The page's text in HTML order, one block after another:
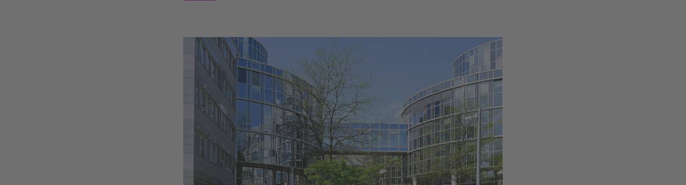
Gleichgewicht geraten sein oder unter körperlichen oder seelischen
Beschwerden leiden, die sich bisher nicht mit den Ihnen bekannten Mitteln,
auch der Körpermedizin, haben lindern lassen, unterstützen wir Sie gerne
dabei, Ihre Gesundheit wiederzuerlangen. Diesen Weg verstehen wir als
gemeinsamen Prozess. Zusammen mit Ihnen widmen wir uns den für Ihre
Erkrankung und deren Ursachen wichtigen Fragen:
Was macht mich krank?
Wer bin ich, was macht mich aus, wo im Leben stehe ich?
Wo liegen meine Stärken und Schwächen?